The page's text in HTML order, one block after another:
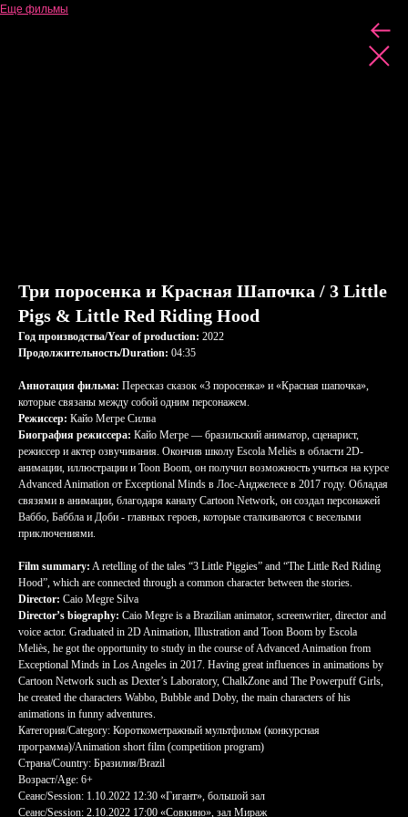
Еще фильмы
Три поросенка и Красная Шапочка / 3 Little
Pigs & Little Red Riding Hood
Год производства/Year of production: 2022
Продолжительность/Duration: 04:35
Аннотация фильма: Пересказ сказок «3 поросенка» и «Красная шапочка»,
которые связаны между собой одним персонажем.
Режиссер: Кайо Мегре Силва
Биография режиссера: Кайо Мегре — бразильский аниматор, сценарист,
режиссер и актер озвучивания. Окончив школу Escola Meliès в области 2D-
анимации, иллюстрации и Toon Boom, он получил возможность учиться на курсе
Advanced Animation от Exceptional Minds в Лос-Анджелесе в 2017 году. Обладая
связями в анимации, благодаря каналу Cartoon Network, он создал персонажей
Ваббо, Баббла и Доби - главных героев, которые сталкиваются с веселыми
приключениями.
Film summary: A retelling of the tales “3 Little Piggies” and “The Little Red Riding
Hood”, which are connected through a common character between the stories.
Director: Caio Megre Silva
Director’s biography: Caio Megre is a Brazilian animator, screenwriter, director and
voice actor. Graduated in 2D Animation, Illustration and Toon Boom by Escola
Meliès, he got the opportunity to study in the course of Advanced Animation from
Exceptional Minds in Los Angeles in 2017. Having great influences in animations by
Cartoon Network such as Dexter’s Laboratory, ChalkZone and The Powerpuff Girls,
he created the characters Wabbo, Bubble and Doby, the main characters of his
animations in funny adventures.
Категория/Category: Короткометражный мультфильм (конкурсная
программа)/Animation short film (competition program)
Страна/Country: Бразилия/Brazil
Возраст/Age: 6+
Сеанс/Session: 1.10.2022 12:30 «Гигант», большой зал
Сеанс/Session: 2.10.2022 17:00 «Совкино», зал Мираж